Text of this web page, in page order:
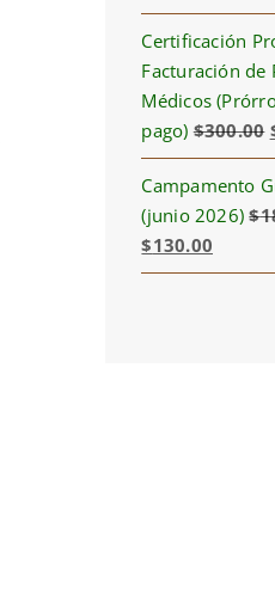
Certificación
Facturación de
Médicos
pago) $300.00
Campamento
(junio 2026) $
Original
price
$130.00
price